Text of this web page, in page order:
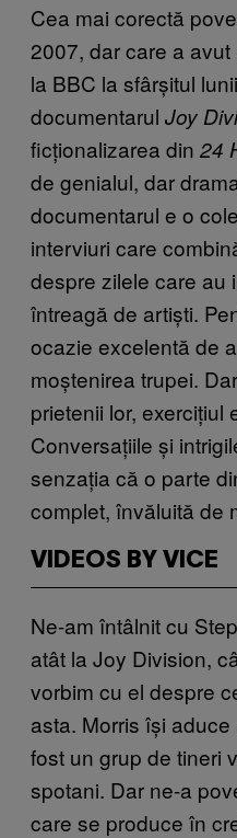
Cea mai corectă
2007, dar care a
la BBC la sfârșitul
documentarul Joy
ficționalizarea din 24
de genialul, dar
documentarul e o
interviuri care
despre zilele care au
întreagă de artiști.
ocazie excelentă de
moștenirea trupei.
prietenii lor, exercițiul
Conversațiile și
senzația că o parte
complet, învăluită de
VIDEOS BY VICE
Ne-am întâlnit cu
atât la Joy Division,
vorbim cu el despre
asta. Morris își
fost un grup de tineri
spotani. Dar ne-a
care se produce în